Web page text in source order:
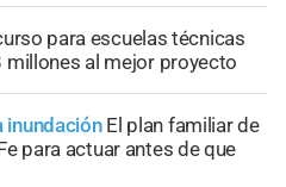
para escuelas técnicas
millones al mejor proyecto
inundación El plan familiar de
para actuar antes de que